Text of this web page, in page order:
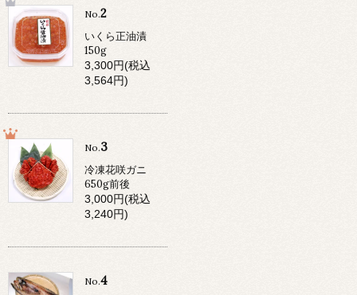
No.2
いくら正油漬
150g
3,300円(税込
3,564円)
No.3
冷凍花咲ガニ
650g前後
3,000円(税込
3,240円)
No.4